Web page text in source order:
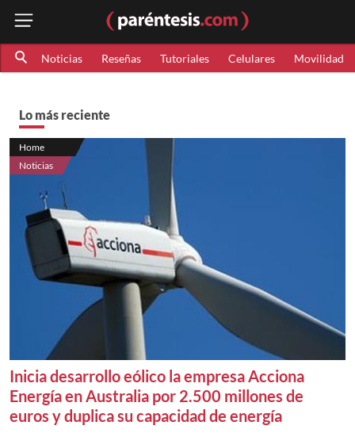
Noticias Reseñas Tutoriales Celulares Movilidad
Lo más reciente
Home
Noticias
Inicia desarrollo eólico la empresa Acciona
Energía en Australia por 2.500 millones de
euros y duplica su capacidad de energía